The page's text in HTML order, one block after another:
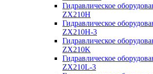
Гидравлическое
ZX210H
Гидравлическое
ZX210H-3
Гидравлическое
ZX210K
Гидравлическое
ZX210L-3